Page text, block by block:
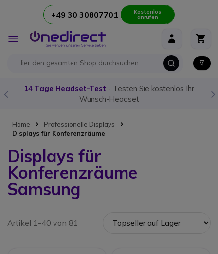
Zum Inhalt springen+49 30 30807701 Kostenlos
anrufen
Navigation
umschalten
- Testen Sie kostenlos Ihr
Headset
UnserFunkgerät-
Home
Professionelle Displays
Displays für Konferenzräume
Displays für
Konferenzräume
Samsung
Artikel 1-40 von 81